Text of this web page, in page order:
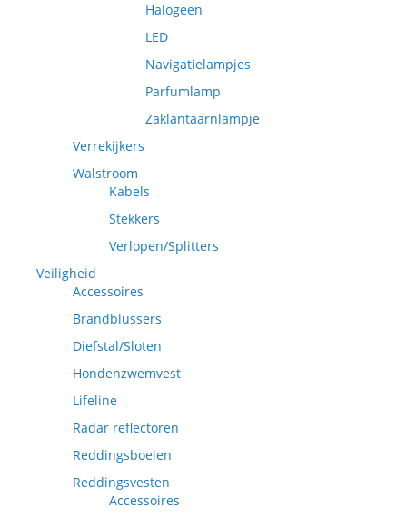
Halogeen
LED
Navigatielampjes
Parfumlamp
Zaklantaarnlampje
Verrekijkers
Walstroom
Kabels
Stekkers
Verlopen/Splitters
Veiligheid
Accessoires
Brandblussers
Diefstal/Sloten
Hondenzwemvest
Lifeline
Radar reflectoren
Reddingsboeien
Reddingsvesten
Accessoires